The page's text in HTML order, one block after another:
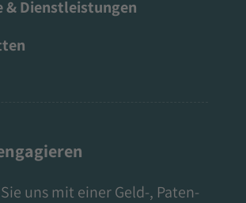
& Dienstleistungen
uns mit einer Geld-, Paten-